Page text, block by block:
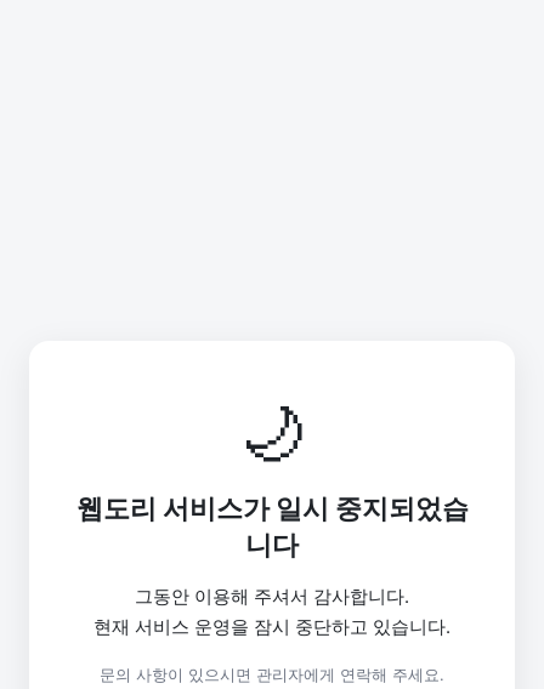
🌙
웹도리 서비스가 일시 중지되었습
니다
그동안 이용해 주셔서 감사합니다.
현재 서비스 운영을 잠시 중단하고 있습니다.
문의 사항이 있으시면 관리자에게 연락해 주세요.